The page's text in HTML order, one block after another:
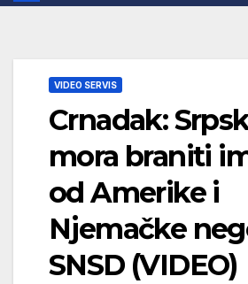
VIDEO SERVIS
Crnadak:
mora braniti
od Amerike i
Njemačke
SNSD (VIDEO)